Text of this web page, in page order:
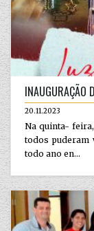
INAUGURAÇÃO
20.11.2023
Na quinta-
todos puderam
todo ano en...